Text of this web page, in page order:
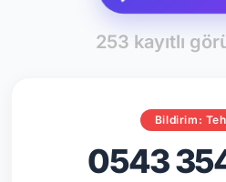
253 kayıtlı
Bildirim:
0543